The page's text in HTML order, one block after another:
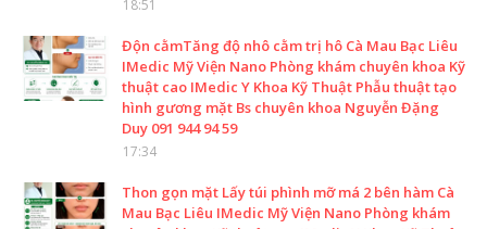
18:51
Độn cằmTăng độ nhô cằm trị hô Cà Mau Bạc Liêu
IMedic Mỹ Viện Nano Phòng khám chuyên khoa Kỹ
thuật cao IMedic Y Khoa Kỹ Thuật Phẫu thuật tạo
hình gương mặt Bs chuyên khoa Nguyễn Đặng
Duy 091 944 94 59
17:34
Thon gọn mặt Lấy túi phình mỡ má 2 bên hàm Cà
Mau Bạc Liêu IMedic Mỹ Viện Nano Phòng khám